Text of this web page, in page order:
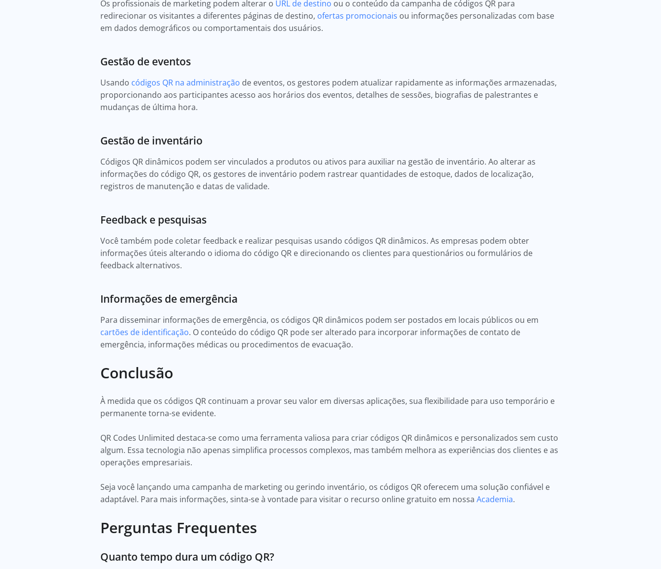
Os profissionais de marketing podem alterar o URL de destino ou o conteúdo da campanha de códigos QR para
redirecionar os visitantes a diferentes páginas de destino, ofertas promocionais ou informações personalizadas com base
em dados demográficos ou comportamentais dos usuários.
Gestão de eventos
Usando códigos QR na administração de eventos, os gestores podem atualizar rapidamente as informações armazenadas,
proporcionando aos participantes acesso aos horários dos eventos, detalhes de sessões, biografias de palestrantes e
mudanças de última hora.
Gestão de inventário
Códigos QR dinâmicos podem ser vinculados a produtos ou ativos para auxiliar na gestão de inventário. Ao alterar as
informações do código QR, os gestores de inventário podem rastrear quantidades de estoque, dados de localização,
registros de manutenção e datas de validade.
Feedback e pesquisas
Você também pode coletar feedback e realizar pesquisas usando códigos QR dinâmicos. As empresas podem obter
informações úteis alterando o idioma do código QR e direcionando os clientes para questionários ou formulários de
feedback alternativos.
Informações de emergência
Para disseminar informações de emergência, os códigos QR dinâmicos podem ser postados em locais públicos ou em
cartões de identificação. O conteúdo do código QR pode ser alterado para incorporar informações de contato de
emergência, informações médicas ou procedimentos de evacuação.
Conclusão
À medida que os códigos QR continuam a provar seu valor em diversas aplicações, sua flexibilidade para uso temporário e
permanente torna-se evidente.
QR Codes Unlimited destaca-se como uma ferramenta valiosa para criar códigos QR dinâmicos e personalizados sem custo
algum. Essa tecnologia não apenas simplifica processos complexos, mas também melhora as experiências dos clientes e as
operações empresariais.
Seja você lançando uma campanha de marketing ou gerindo inventário, os códigos QR oferecem uma solução confiável e
adaptável. Para mais informações, sinta-se à vontade para visitar o recurso online gratuito em nossa Academia.
Perguntas Frequentes
Quanto tempo dura um código QR?